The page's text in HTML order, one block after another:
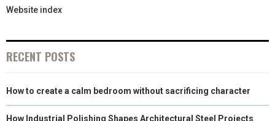
Website index
RECENT POSTS
How to create a calm bedroom without sacrificing character
How Industrial Polishing Shapes Architectural Steel Projects